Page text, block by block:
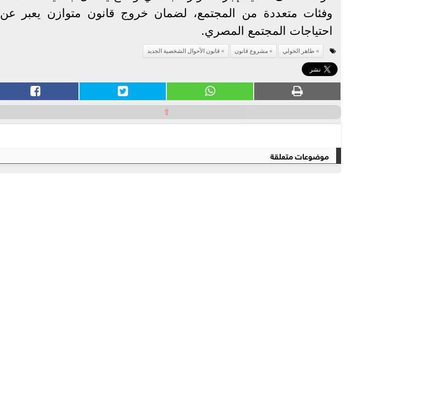
وفئات متعددة من المجتمع، لضمان خروج قانون متوازن يعبر عن
احتياجات المجتمع المصري.
طاهر الخولي مشروع قانون قانون الأحوال الشخصية الجديد
⇧
موضوعات متعلقة